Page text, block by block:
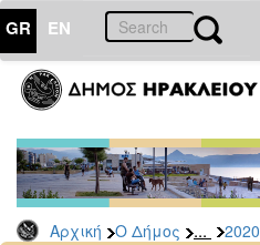
GR EN
Αρχική Ο Δήμος ... 2020
ΔΗΜΟΣ
Δελτία
Τύπου
Αρχείο
2026